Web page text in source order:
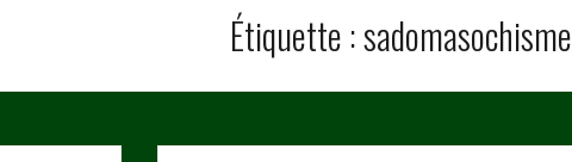
Étiquette :sadomasochisme